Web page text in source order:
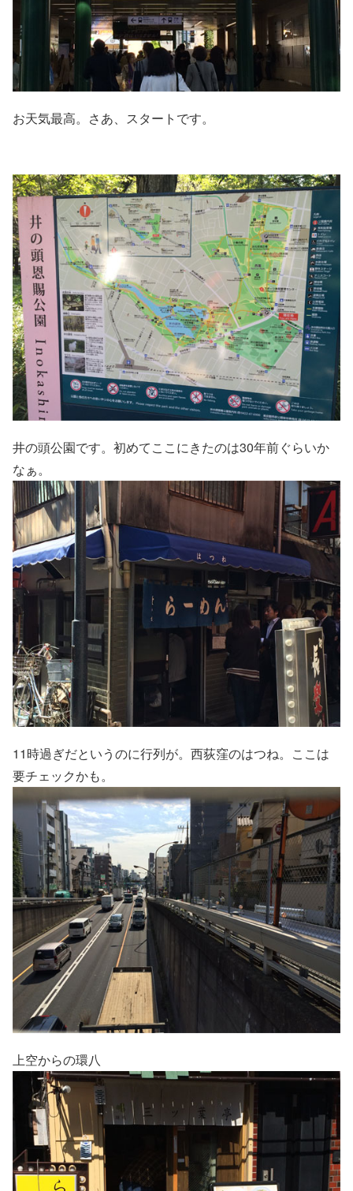
お天気最高。さあ、スタートです。
井の頭公園です。初めてここにきたのは30年前ぐらいか
なぁ。
11時過ぎだというのに行列が。西荻窪のはつね。ここは
要チェックかも。
上空からの環八